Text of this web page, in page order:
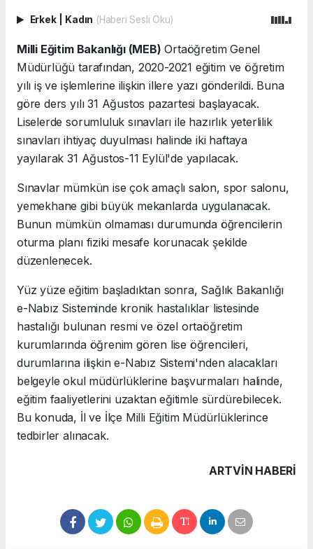
Erkek Kadın (Haberi Sesli Oku)
Milli Eğitim Bakanlığı (MEB) Ortaöğretim Genel
Müdürlüğü tarafından, 2020-2021 eğitim ve öğretim
yılı iş ve işlemlerine ilişkin illere yazı gönderildi. Buna
göre ders yılı 31 Ağustos pazartesi başlayacak.
Liselerde sorumluluk sınavları ile hazırlık yeterlilik
sınavları ihtiyaç duyulması halinde iki haftaya
yayılarak 31 Ağustos-11 Eylül'de yapılacak.
Sınavlar mümkün ise çok amaçlı salon, spor salonu,
yemekhane gibi büyük mekanlarda uygulanacak.
Bunun mümkün olmaması durumunda öğrencilerin
oturma planı fiziki mesafe korunacak şekilde
düzenlenecek.
Yüz yüze eğitim başladıktan sonra, Sağlık Bakanlığı
e-Nabız Sisteminde kronik hastalıklar listesinde
hastalığı bulunan resmi ve özel ortaöğretim
kurumlarında öğrenim gören lise öğrencileri,
durumlarına ilişkin e-Nabız Sistemi'nden alacakları
belgeyle okul müdürlüklerine başvurmaları halinde,
eğitim faaliyetlerini uzaktan eğitimle sürdürebilecek.
Bu konuda, İl ve İlçe Milli Eğitim Müdürlüklerince
tedbirler alınacak.
ARTVIN HABERİ